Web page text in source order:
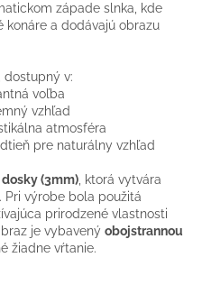
západe slnka, kde
konáre a dodávajú obrazu
, dostupný v:
voľba
vzhľad
atmosféra
pre naturálny vzhľad
dosky (3mm), ktorá vytvára
. Pri výrobe bola použitá
prirodzené vlastnosti
je vybavený obojstrannou
žiadne vŕtanie.